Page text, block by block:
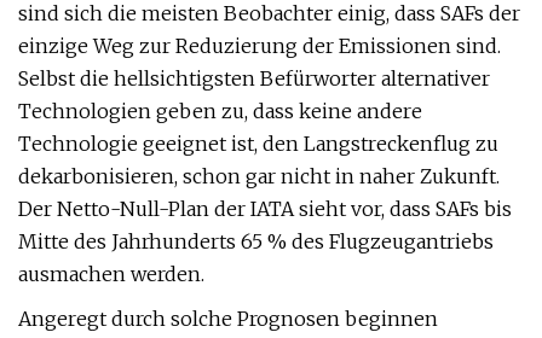
sind sich die meisten Beobachter einig, dass SAFs der
einzige Weg zur Reduzierung der Emissionen sind.
Selbst die hellsichtigsten Befürworter alternativer
Technologien geben zu, dass keine andere
Technologie geeignet ist, den Langstreckenflug zu
dekarbonisieren, schon gar nicht in naher Zukunft.
Der Netto-Null-Plan der IATA sieht vor, dass SAFs bis
Mitte des Jahrhunderts 65 % des Flugzeugantriebs
ausmachen werden.
Angeregt durch solche Prognosen beginnen